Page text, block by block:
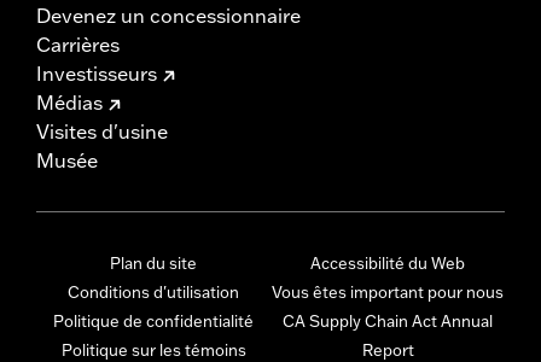
Devenez un concessionnaire
Carrières
Investisseurs
Médias
Visites d'usine
Musée
Plan du site
Conditions d'utilisation
Politique de confidentialité
Politique sur les témoins
Accessibilité du Web
Vous êtes important pour nous
CA Supply Chain Act Annual
Report